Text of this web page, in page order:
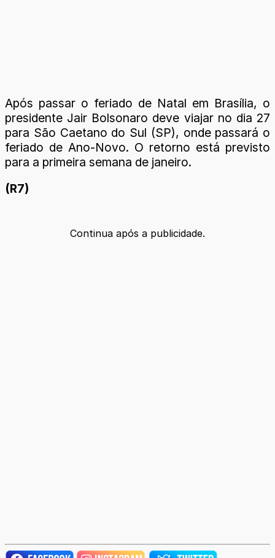
Após passar o feriado de Natal em Brasília, o
presidente Jair Bolsonaro deve viajar no dia 27
para São Caetano do Sul (SP), onde passará o
feriado de Ano-Novo. O retorno está previsto
para a primeira semana de janeiro.
(R7)
Continua após a publicidade.